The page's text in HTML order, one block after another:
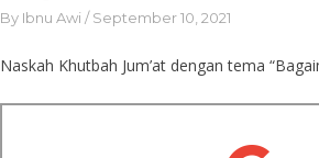
By Ibnu Awi September 10, 2021
Naskah Khutbah Jum’at dengan tema